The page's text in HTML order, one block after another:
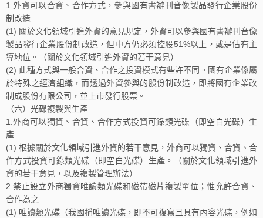
1.外資可以合資、合作方式，參與國有書辦刊音像製品發行企業股份
制改造
(1) 關於文化領域引進外資的意見規定，外資可以參與國有書辦刊音像
製品發行企業股份制改造，但中方仍必須控股51%以上，或是佔有主
導地位。（關於文化領域引進外資的若干意見）
(2) 此種方式與一般合資、合作之投資模式有些許不同。國有企業係屬
於特殊之經濟組織，而透過外資參與的股份制改造，即將國有企業改
制成股份有限公司，並上市發行股票。
（六）光碟複製與生產
1.外商可以獨資、合資、合作方式投資可錄類光碟（即空白光碟）生
產
(1) 根據關於文化領域引進外資的若干意見，外商可以獨資、合資、合
作方式投資可錄類光碟（即空白光碟）生產。（關於文化領域引進外
資的若干意見，以及複製管理辦法）
2.禁止設立外商獨資唯讀類光碟和磁帶磁片複製單位；惟允許合資、
合作為之
(1) 唯讀類光碟（我國稱唯讀光碟，即不可複寫且具有內容光碟，例如